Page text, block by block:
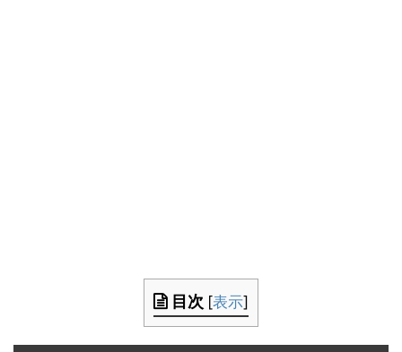
目次 [表示]